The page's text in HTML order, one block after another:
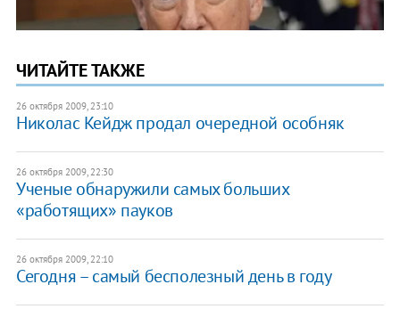
ЧИТАЙТЕ ТАКЖЕ
26 октября 2009, 23:10
Николас Кейдж продал очередной особняк
26 октября 2009, 22:30
Ученые обнаружили самых больших
«работящих» пауков
26 октября 2009, 22:10
Сегодня – самый бесполезный день в году